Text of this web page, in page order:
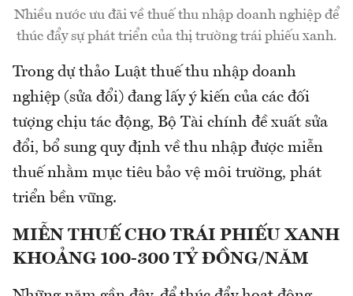
Nhiều nước ưu đãi về thuế thu nhập doanh nghiệp để
thúc đẩy sự phát triển của thị trường trái phiếu xanh.
Trong dự thảo Luật thuế thu nhập doanh
nghiệp (sửa đổi) đang lấy ý kiến của các đối
tượng chịu tác động, Bộ Tài chính đề xuất sửa
đổi, bổ sung quy định về thu nhập được miễn
thuế nhằm mục tiêu bảo vệ môi trường, phát
triển bền vững.
MIỄN THUẾ CHO TRÁI PHIẾU XANH
KHOẢNG 100-300 TỶ ĐỒNG/NĂM